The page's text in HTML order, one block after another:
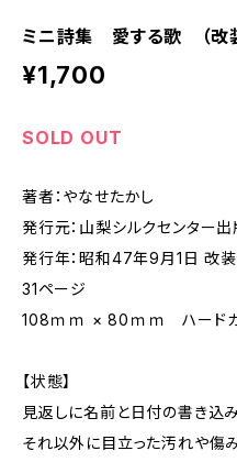
ミニ詩集 愛する歌 （改
¥1,700
SOLD OUT
著者：やなせたかし
発行元：山梨シルクセンター出
発行年：昭和47年9月1日 改
31ページ
108ｍｍ × 80ｍｍ ハード
【状態】
見返しに名前と日付の書き込み
それ以外に目立った汚れや傷